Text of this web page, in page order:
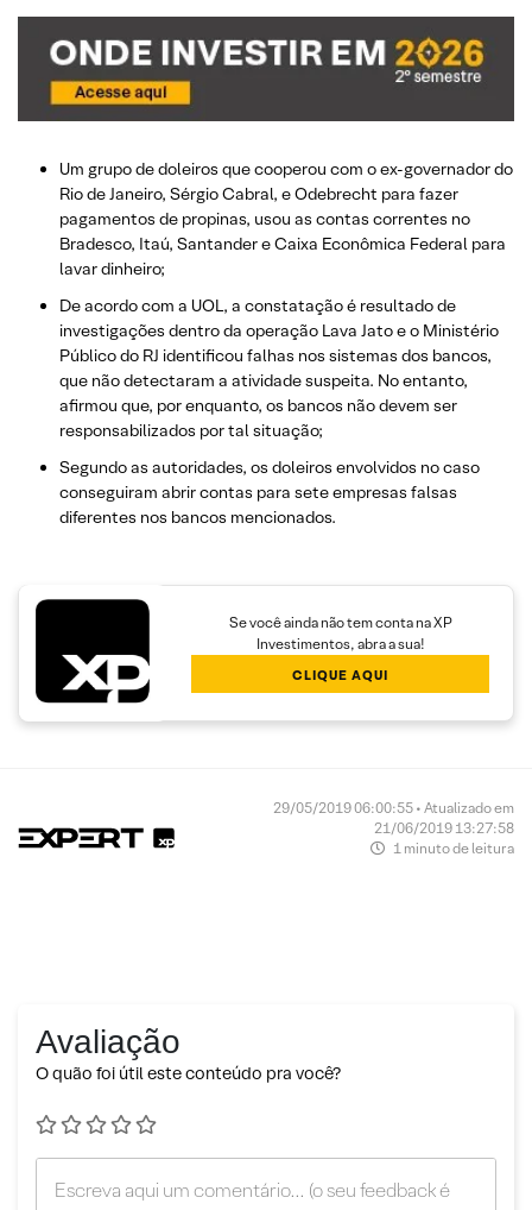
Um grupo de doleiros que cooperou com o ex-governador do
Rio de Janeiro, Sérgio Cabral, e Odebrecht para fazer
pagamentos de propinas, usou as contas correntes no
Bradesco, Itaú, Santander e Caixa Econômica Federal para
lavar dinheiro;
De acordo com a UOL, a constatação é resultado de
investigações dentro da operação Lava Jato e o Ministério
Público do RJ identificou falhas nos sistemas dos bancos,
que não detectaram a atividade suspeita. No entanto,
afirmou que, por enquanto, os bancos não devem ser
responsabilizados por tal situação;
Segundo as autoridades, os doleiros envolvidos no caso
conseguiram abrir contas para sete empresas falsas
diferentes nos bancos mencionados.
Se você ainda não tem conta na XP
Investimentos, abra a sua!
CLIQUE AQUI
29/05/2019 06:00:55 • Atualizado em
21/06/2019 13:27:58
1 minuto de leitura
Avaliação
O quão foi útil este conteúdo pra você?